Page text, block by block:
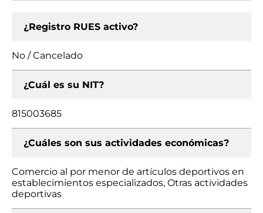
¿Registro RUES activo?
No / Cancelado
¿Cuál es su NIT?
815003685
¿Cuáles son sus actividades económicas?
Comercio al por menor de artículos deportivos en
establecimientos especializados, Otras actividades
deportivas